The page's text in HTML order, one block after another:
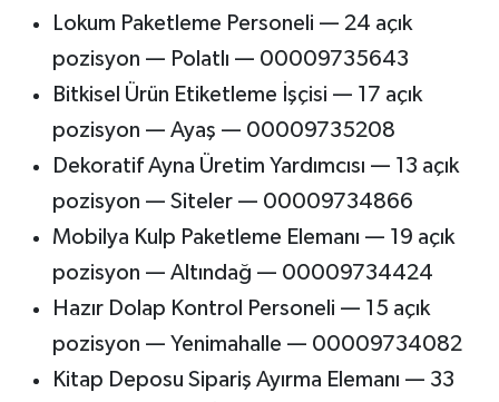
Lokum Paketleme Personeli — 24 açık
pozisyon — Polatlı — 00009735643
Bitkisel Ürün Etiketleme İşçisi — 17 açık
pozisyon — Ayaş — 00009735208
Dekoratif Ayna Üretim Yardımcısı — 13 açık
pozisyon — Siteler — 00009734866
Mobilya Kulp Paketleme Elemanı — 19 açık
pozisyon — Altındağ — 00009734424
Hazır Dolap Kontrol Personeli — 15 açık
pozisyon — Yenimahalle — 00009734082
Kitap Deposu Sipariş Ayırma Elemanı — 33